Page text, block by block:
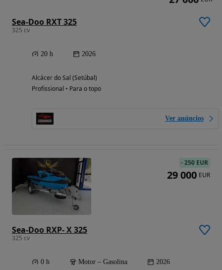
Sea-Doo RXT 325
325 cv
20 h 2026
Alcácer do Sal (Setúbal)
Profissional • Para o topo
Ver anúncios
Sea-Doo RXP- X 325
325 cv
0 h Motor – Gasolina 2026
-250 EUR
29 000 EUR